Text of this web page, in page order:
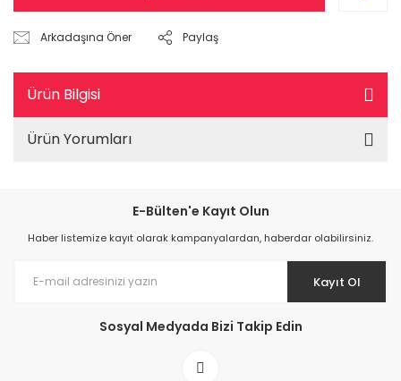
Arkadaşına Öner Paylaş
Ürün Bilgisi
Ürün Yorumları
E-Bülten'e Kayıt Olun
Haber listemize kayıt olarak kampanyalardan, haberdar olabilirsiniz.
Kayıt Ol
Sosyal Medyada Bizi Takip Edin